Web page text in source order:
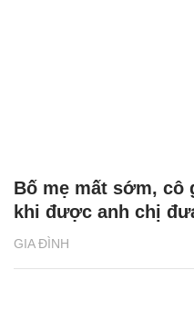
GIA ĐÌNH
Bố mẹ mất sớm, cô
khi được anh chị